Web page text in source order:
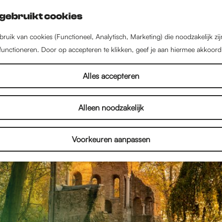
cookies
van cookies (Functioneel, Analytisch, Marketing) die noodzakelijk
Door op accepteren te klikken, geef je aan hiermee
Alles accepteren
Alleen noodzakelijk
Voorkeuren aanpassen